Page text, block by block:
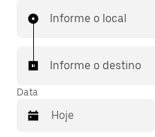
Informe o local
Informe o destino
Data